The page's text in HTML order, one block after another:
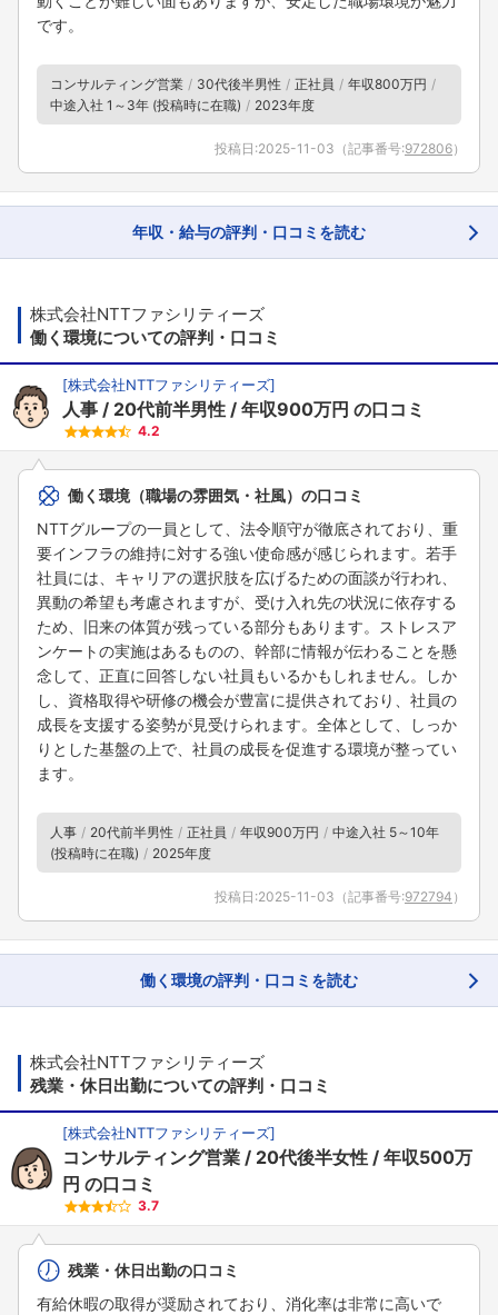
です。
コンサルティング営業 30代後半男性 正社員
年収800万円
中途入社 1～3年 (投稿時に在職)
2023年度
投稿日:2025-11-03 （記事番号:972806）
年収・給与の評判・口コミを読む
株式会社NTTファシリティーズ
働く環境についての評判・口コミ
[株式会社NTTファシリティーズ]
人事 20代前半男性 年収900万円 の口コミ
4.2
働く環境（職場の雰囲気・社風）の口コミ
NTTグループの一員として、法令順守が徹底されており、重
要インフラの維持に対する強い使命感が感じられます。若手
社員には、キャリアの選択肢を広げるための面談が行われ、
異動の希望も考慮されますが、受け入れ先の状況に依存する
ため、旧来の体質が残っている部分もあります。ストレスア
ンケートの実施はあるものの、幹部に情報が伝わることを懸
念して、正直に回答しない社員もいるかもしれません。しか
し、資格取得や研修の機会が豊富に提供されており、社員の
成長を支援する姿勢が見受けられます。全体として、しっか
りとした基盤の上で、社員の成長を促進する環境が整ってい
ます。
人事 20代前半男性 正社員 年収900万円
中途入社 5～10年
(投稿時に在職)
2025年度
投稿日:2025-11-03 （記事番号:972794 ）
働く環境の評判・口コミを読む
株式会社NTTファシリティーズ
残業・休日出勤についての評判・口コミ
[株式会社NTTファシリティーズ]
コンサルティング営業 20代後半女性
年収500万
円 の口コミ
3.7
残業・休日出勤の口コミ
有給休暇の取得が奨励されており、消化率は非常に高いで